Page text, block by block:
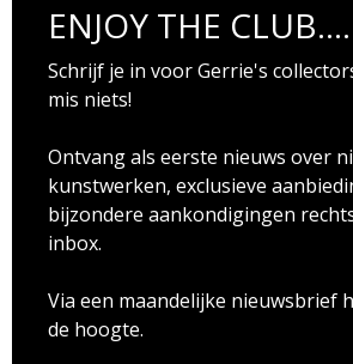
ENJOY THE CLUB....
Schrijf je in voor Gerrie's
mis niets!
Ontvang als eerste nieuws over
kunstwerken, exclusieve
bijzondere aankondigingen
inbox.
Via een maandelijke nieuwsbrief
de hoogte.